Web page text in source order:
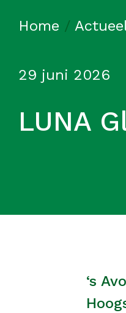
Home /
LUNA
29 juni 2026
‘s